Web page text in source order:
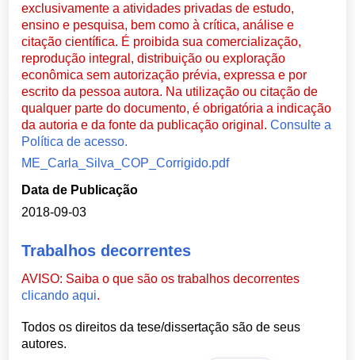
exclusivamente a atividades privadas de estudo,
ensino e pesquisa, bem como à crítica, análise e
citação científica. É proibida sua comercialização,
reprodução integral, distribuição ou exploração
econômica sem autorização prévia, expressa e por
escrito da pessoa autora. Na utilização ou citação de
qualquer parte do documento, é obrigatória a indicação
da autoria e da fonte da publicação original.Consulte a
Política de acesso.
ME_Carla_Silva_COP_Corrigido.pdf
Data de Publicação
2018-09-03
Trabalhos decorrentes
AVISO: Saiba o que são os trabalhos decorrentes
clicando aqui.
Todos os direitos da tese/dissertação são de seus
autores.